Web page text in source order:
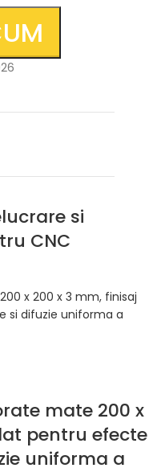
si
CNC
mate 200 x
pentru efecte
uniforma a